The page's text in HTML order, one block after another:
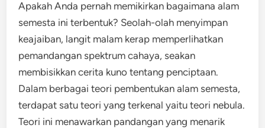
Apakah Anda pernah memikirkan bagaimana alam
semesta ini terbentuk? Seolah-olah menyimpan
keajaiban, langit malam kerap memperlihatkan
pemandangan spektrum cahaya, seakan
membisikkan cerita kuno tentang penciptaan.
Dalam berbagai teori pembentukan alam semesta,
terdapat satu teori yang terkenal yaitu teori nebula.
Teori ini menawarkan pandangan yang menarik